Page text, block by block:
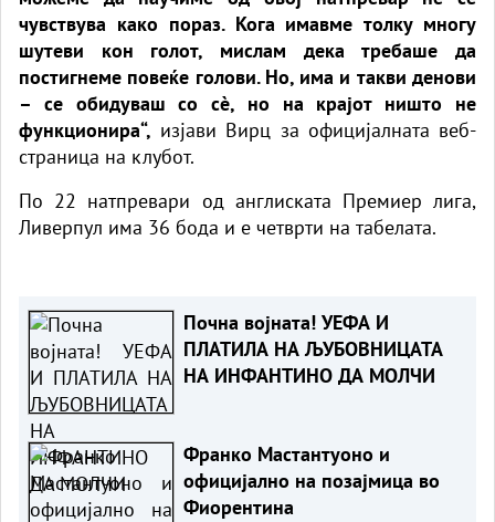
чувствува како пораз. Кога имавме толку многу
шутеви кон голот, мислам дека требаше да
постигнеме повеќе голови. Но, има и такви денови
– се обидуваш со сè, но на крајот ништо не
функционира“, изјави Вирц за официјалната веб-
страница на клубот.
По 22 натпревари од англиската Премиер лига,
Ливерпул има 36 бода и е четврти на табелата.
Почна војната! УЕФА И
ПЛАТИЛА НА ЉУБОВНИЦАТА
НА ИНФАНТИНО ДА МОЛЧИ
Франко Мастантуоно и
официјално на позајмица во
Фиорентина